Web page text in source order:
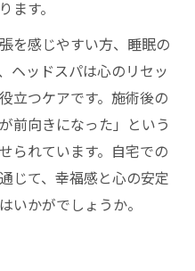
ます。
を感じやすい方、睡眠の
ヘッドスパは心のリセッ
立つケアです。施術後の
前向きになった」という
られています。自宅での
じて、幸福感と心の安定
いかがでしょうか。